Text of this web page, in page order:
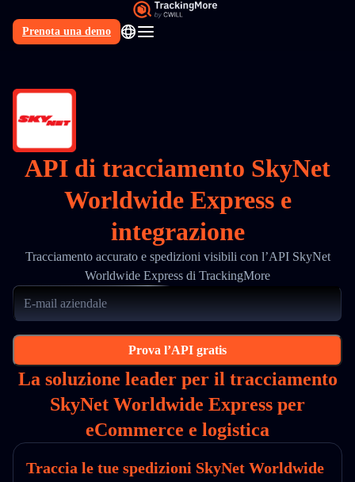
Prenota una demo
IT
API di tracciamento SkyNet
Worldwide Express e
integrazione
Tracciamento accurato e spedizioni visibili con l’API SkyNet
Worldwide Express di TrackingMore
Prova l’API gratis
La soluzione leader per il tracciamento
SkyNet Worldwide Express per
eCommerce e logistica
Traccia le tue spedizioni SkyNet Worldwide